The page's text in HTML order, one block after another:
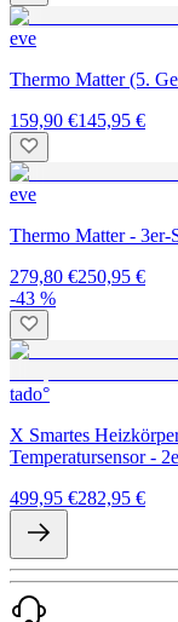
eve
Thermo Matter (5.
159,90 €145,95 €
eve
Thermo Matter -
279,80 €250,95 €
-43 %
tado°
X Smartes
Temperatursensor -
499,95 €282,95 €